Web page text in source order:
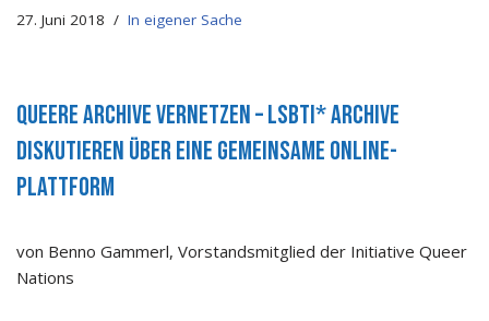
27. Juni 2018 In eigener Sache
Queere Archive vernetzen – LSBTI* Archive
diskutieren über eine gemeinsame online-
Plattform
von Benno Gammerl, Vorstandsmitglied der Initiative Queer
Nations